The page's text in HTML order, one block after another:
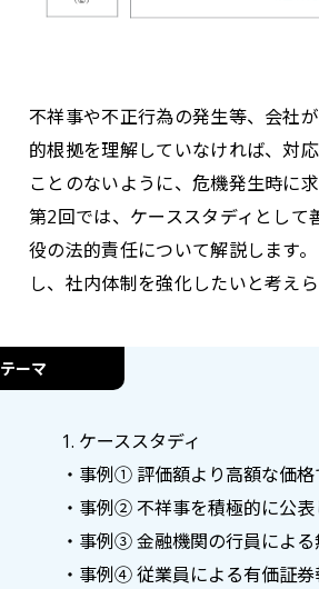
不祥事や不正行為の発生等、会社
的根拠を理解していなければ、対
ことのないように、危機発生時に
第2回では、ケーススタディとし
役の法的責任について解説します
し、社内体制を強化したいと考え
テーマ
1. ケーススタディ
・事例① 評価額より高額な価
・事例② 不祥事を積極的に公
・事例③ 金融機関の行員によ
・事例④ 従業員による有価証